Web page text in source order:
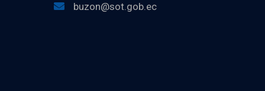
buzon@sot.gob.ec